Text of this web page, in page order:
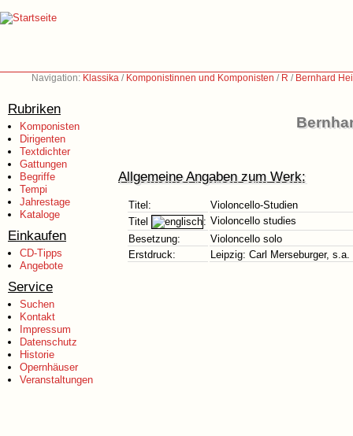
Navigation: Klassika / Komponistinnen und Komponisten / R / Bernhard
Rubriken
Komponisten
Dirigenten
Textdichter
Gattungen
Begriffe
Tempi
Jahrestage
Kataloge
Einkaufen
CD-Tipps
Angebote
Service
Suchen
Kontakt
Impressum
Datenschutz
Historie
Opernhäuser
Veranstaltungen
Allgemeine Angaben zum Werk:
Titel:
Violoncello-Studien
Titel
: Violoncello studies
Besetzung:
Violoncello solo
Erstdruck:
Leipzig: Carl Merseburger, s.a.